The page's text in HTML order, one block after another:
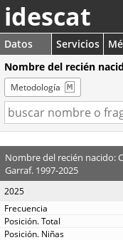
idescat
Datos Servicios
Nombre del recién
Metodología
Nombre del recién nacido:
Garraf. 1997-2025
2025